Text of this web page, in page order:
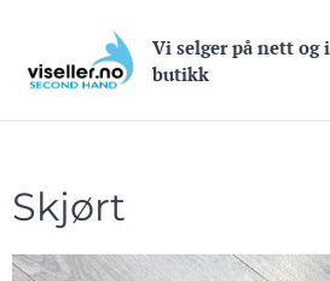
Vi selger på nett og i
butikk
Skjørt